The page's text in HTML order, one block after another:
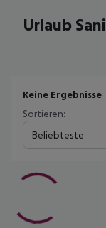
Urlaub Sani
Keine Ergebnisse
Sortieren:
Beliebteste